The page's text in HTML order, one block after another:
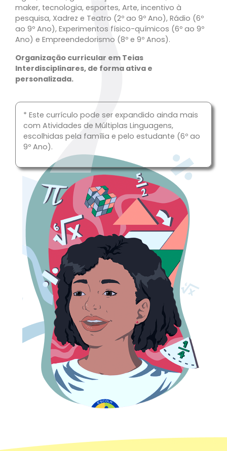
maker, tecnologia, esportes, Arte, incentivo à
pesquisa, Xadrez e Teatro (2º ao 9º Ano), Rádio (6º
ao 9º Ano), Experimentos físico-químicos (6º ao 9º
Ano) e Empreendedorismo (8º e 9º Anos).
Organização curricular em Teias
Interdisciplinares, de forma ativa e
personalizada.
* Este currículo pode ser expandido ainda mais
com Atividades de Múltiplas Linguagens,
escolhidas pela família e pelo estudante (6º ao
9º Ano).